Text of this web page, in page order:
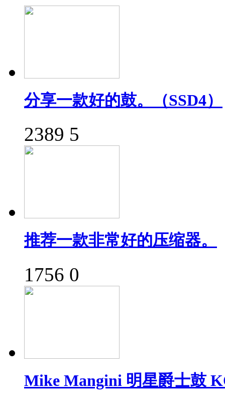
分享一款好的鼓。（SSD4）
2389 5
推荐一款非常好的压缩器。
1756 0
Mike Mangini 明星爵士鼓